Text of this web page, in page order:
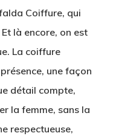
Coiffure, qui
là encore, on est
La coiffure
une façon
détail compte,
la femme, sans la
respectueuse,